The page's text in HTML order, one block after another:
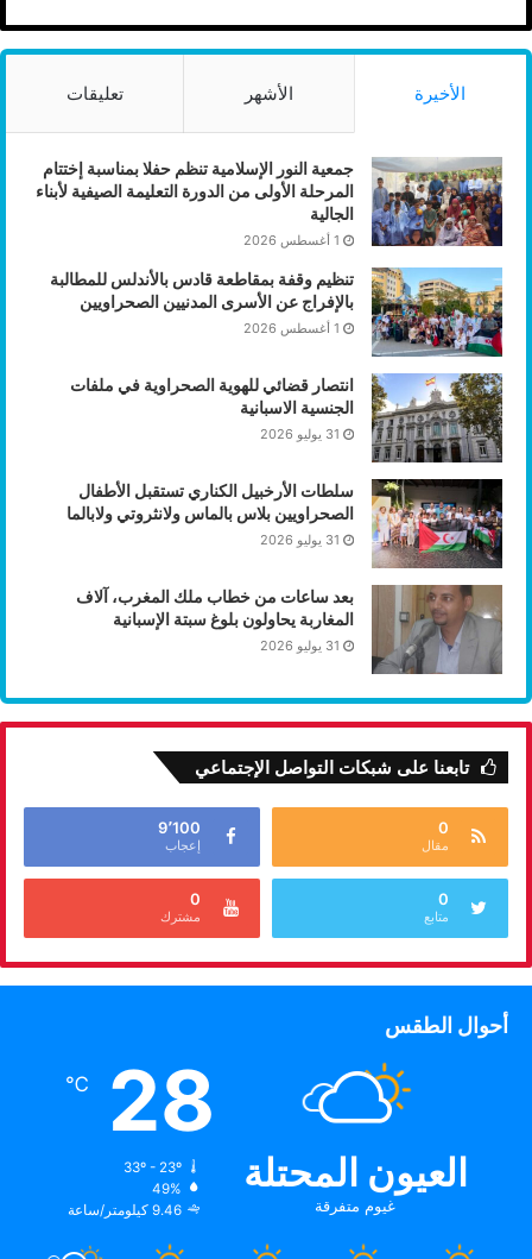
الأخيرة الأشهر تعليقات
جمعية النور الإسلامية تنظم حفلا بمناسبة إختتام
المرحلة الأولى من الدورة التعليمة الصيفية لأبناء
الجالية
1 أغسطس 2026
تنظيم وقفة بمقاطعة قادس بالأندلس للمطالبة
بالإفراج عن الأسرى المدنيين الصحراويين
1 أغسطس 2026
انتصار قضائي للهوية الصحراوية في ملفات
الجنسية الاسبانية
31 يوليو 2026
سلطات الأرخبيل الكناري تستقبل الأطفال
الصحراويين بلاس بالماس ولانثروتي ولابالما
31 يوليو 2026
بعد ساعات من خطاب ملك المغرب، آلاف
المغاربة يحاولون بلوغ سبتة الإسبانية
31 يوليو 2026
تابعنا على شبكات التواصل الإجتماعي
0
مقال
9٬100
إعجاب
0
متابع
0
مشترك
أحوال الطقس
العيون المحتلة
غيوم متفرقة
28
℃
33º - 23º
49%
9.46 كيلومتر/ساعة